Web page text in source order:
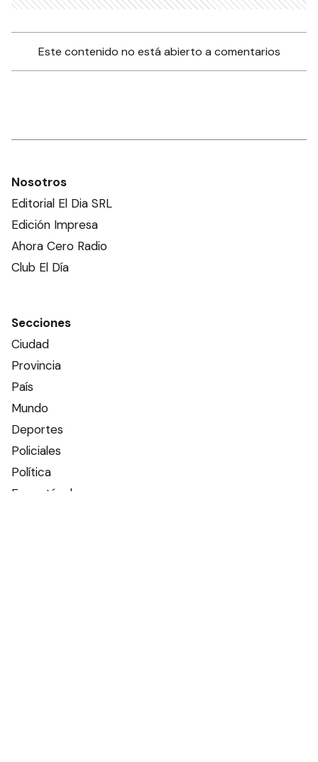
Este contenido no está abierto a comentarios
Nosotros
Editorial El Dia SRL
Edición Impresa
Ahora Cero Radio
Club El Día
Secciones
Ciudad
Provincia
País
Mundo
Deportes
Policiales
Política
Espectáculos